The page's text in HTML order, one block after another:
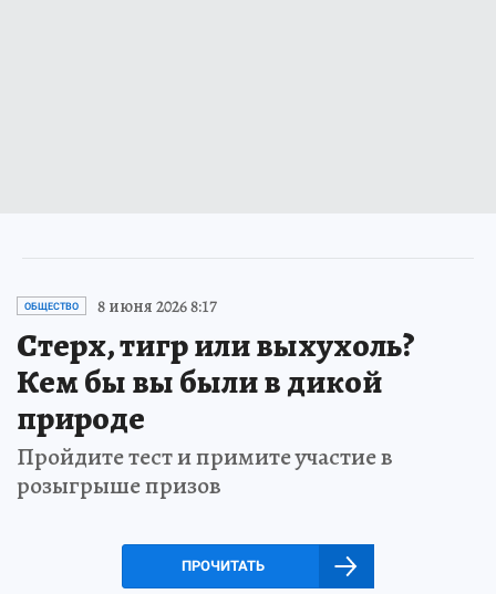
ОБЩЕСТВО 8 июня 2026 8:17
Стерх, тигр или выхухоль?
Кем бы вы были в дикой
природе
Пройдите тест и примите участие в
розыгрыше призов
ПРОЧИТАТЬ